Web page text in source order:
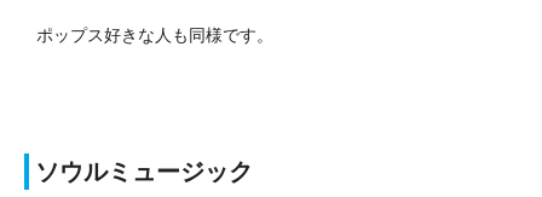
ポップス好きな人も同様です。
ソウルミュージック